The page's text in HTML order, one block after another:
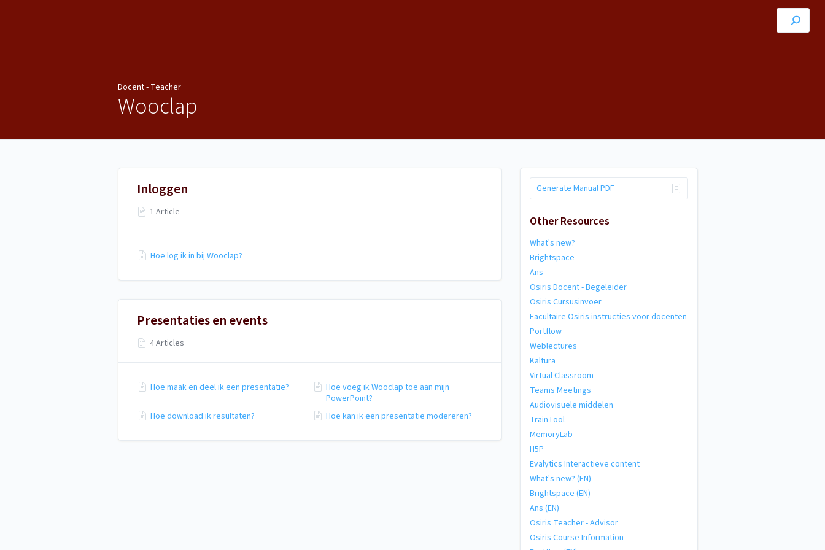
Docent - Teacher
Wooclap
Generate Manual PDF
Other Resources
What's new?
Brightspace
Ans
Osiris Docent - Begeleider
Osiris Cursusinvoer
Facultaire Osiris instructies voor docenten
Portflow
Weblectures
Kaltura
Virtual Classroom
Teams Meetings
Audiovisuele middelen
TrainTool
MemoryLab
H5P
Evalytics Interactieve content
What's new? (EN)
Brightspace (EN)
Ans (EN)
Osiris Teacher - Advisor
Osiris Course Information
Inloggen
1 Article
Hoe log ik in bij Wooclap?
Presentaties en events
4 Articles
Hoe maak en deel ik een presentatie?
Hoe voeg ik Wooclap toe aan mijn
PowerPoint?
Hoe download ik resultaten?
Hoe kan ik een presentatie modereren?